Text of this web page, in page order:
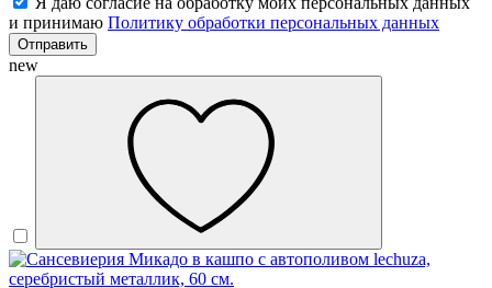
и принимаю Политику обработки персональных данных
Отправить
new